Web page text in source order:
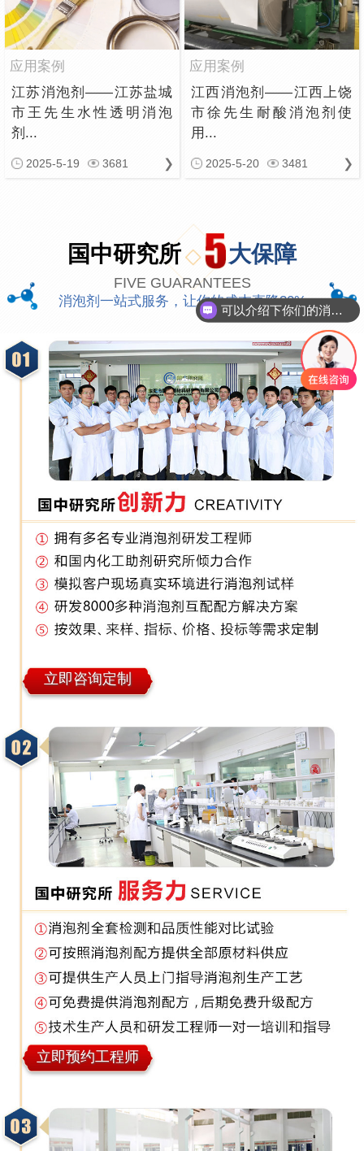
应用案例
江苏消泡剂——江苏盐城
市王先生水性透明消泡
剂...
2025-5-19 3681
应用案例
江西消泡剂——江西上饶
市徐先生耐酸消泡剂使
用...
2025-5-20 3481
国中研究所 大保障
FIVE GUARANTEES
消泡剂一站式服务，让你的成本直降30%
立即咨询定制
立即预约工程师
可以介绍下你们的消泡剂么
你们是怎么收费的呢